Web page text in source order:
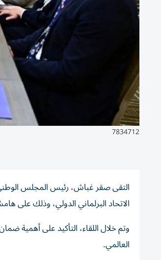
7834712
التقى صقر غباش، رئيس المجلس
الاتحاد البرلماني الدولي، وذلك على
وتم خلال اللقاء، التأكيد على أهمية
العالمي.